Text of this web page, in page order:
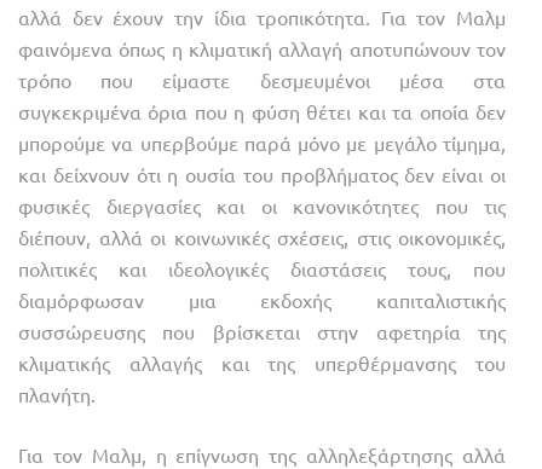
αλλά δεν έχουν την ίδια τροπικότητα. Για τον Μαλμ
φαινόμενα όπως η κλιματική αλλαγή αποτυπώνουν τον
τρόπο που είμαστε δεσμευμένοι μέσα στα
συγκεκριμένα όρια που η φύση θέτει και τα οποία δεν
μπορούμε να υπερβούμε παρά μόνο με μεγάλο τίμημα,
και δείχνουν ότι η ουσία του προβλήματος δεν είναι οι
φυσικές διεργασίες και οι κανονικότητες που τις
διέπουν, αλλά οι κοινωνικές σχέσεις, στις οικονομικές,
πολιτικές και ιδεολογικές διαστάσεις τους, που
διαμόρφωσαν μια εκδοχής καπιταλιστικής
συσσώρευσης που βρίσκεται στην αφετηρία της
κλιματικής αλλαγής και της υπερθέρμανσης του
πλανήτη.
Για τον Μαλμ, η επίγνωση της αλληλεξάρτησης αλλά